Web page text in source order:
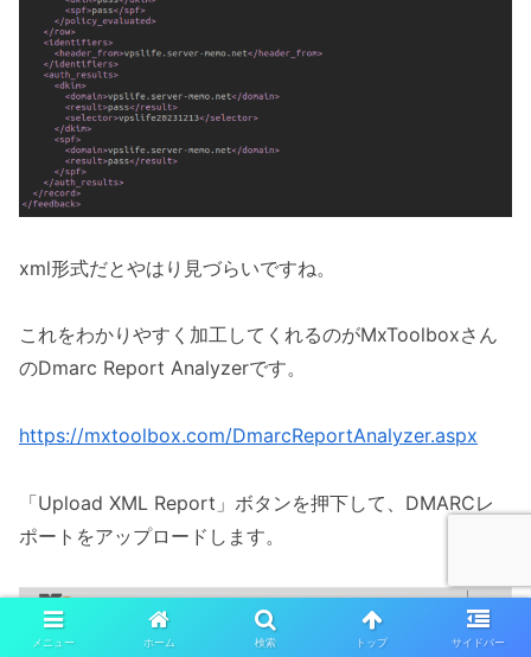
xml形式だとやはり見づらいですね。
これをわかりやすく加工してくれるのがMxToolboxさん
のDmarc Report Analyzerです。
https://mxtoolbox.com/DmarcReportAnalyzer.aspx
「Upload XML Report」ボタンを押下して、DMARCレ
ポートをアップロードします。
メニュー ホーム 検索 トップ サイドバー